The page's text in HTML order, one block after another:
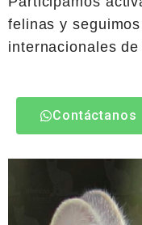
felinas y
internacionales
Contáctanos